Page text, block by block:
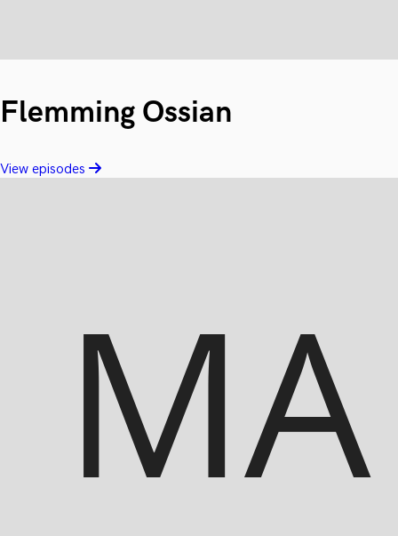
Flemming Ossian
View episodes